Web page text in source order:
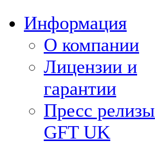
Информация
О компании
Лицензии и
гарантии
Пресс релизы
GFT UK